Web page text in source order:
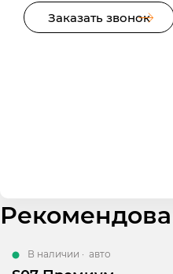
Заказать звонок
В наличии · авто